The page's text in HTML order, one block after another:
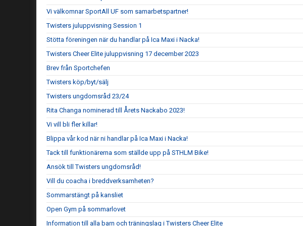
Vi välkomnar SportAll UF som samarbetspartner!
Twisters juluppvisning Session 1
Stötta föreningen när du handlar på Ica Maxi i Nacka!
Twisters Cheer Elite juluppvisning 17 december 2023
Brev från Sportchefen
Twisters köp/byt/sälj
Twisters ungdomsråd 23/24
Rita Changa nominerad till Årets Nackabo 2023!
Vi vill bli fler killar!
Blippa vår kod när ni handlar på Ica Maxi i Nacka!
Tack till funktionärerna som ställde upp på STHLM Bike!
Ansök till Twisters ungdomsråd!
Vill du coacha i breddverksamheten?
Sommarstängt på kansliet
Open Gym på sommarlovet
Information till alla barn och träningslag i Twisters Cheer Elite